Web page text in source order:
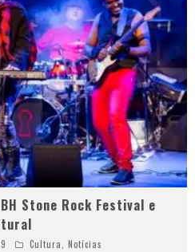
Stone Rock Festival e
Cultura, Notícias